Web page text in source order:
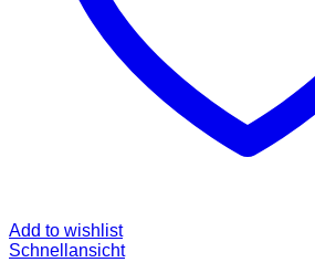
Add to wishlist
Schnellansicht